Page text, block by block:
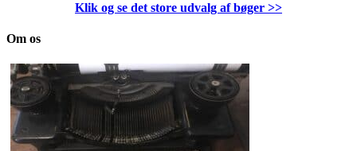
Klik og se det store udvalg af bøger >>
Om os